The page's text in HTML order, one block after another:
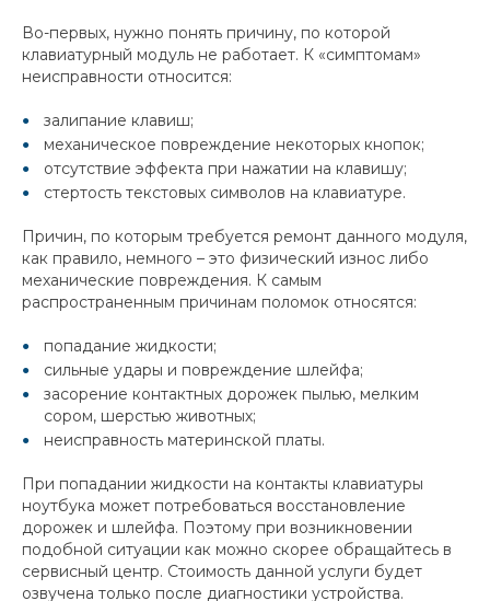
Во-первых, нужно понять причину, по которой
клавиатурный модуль не работает. К «симптомам»
неисправности относится:
залипание клавиш;
механическое повреждение некоторых кнопок;
отсутствие эффекта при нажатии на клавишу;
стертость текстовых символов на клавиатуре.
Причин, по которым требуется ремонт данного модуля,
как правило, немного – это физический износ либо
механические повреждения. К самым
распространенным причинам поломок относятся:
попадание жидкости;
сильные удары и повреждение шлейфа;
засорение контактных дорожек пылью, мелким
сором, шерстью животных;
неисправность материнской платы.
При попадании жидкости на контакты клавиатуры
ноутбука может потребоваться восстановление
дорожек и шлейфа. Поэтому при возникновении
подобной ситуации как можно скорее обращайтесь в
сервисный центр. Стоимость данной услуги будет
озвучена только после диагностики устройства.